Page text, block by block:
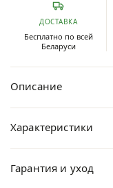
ДОСТАВКА
Бесплатно по всей
Беларуси
Описание
Характеристики
Гарантия и уход